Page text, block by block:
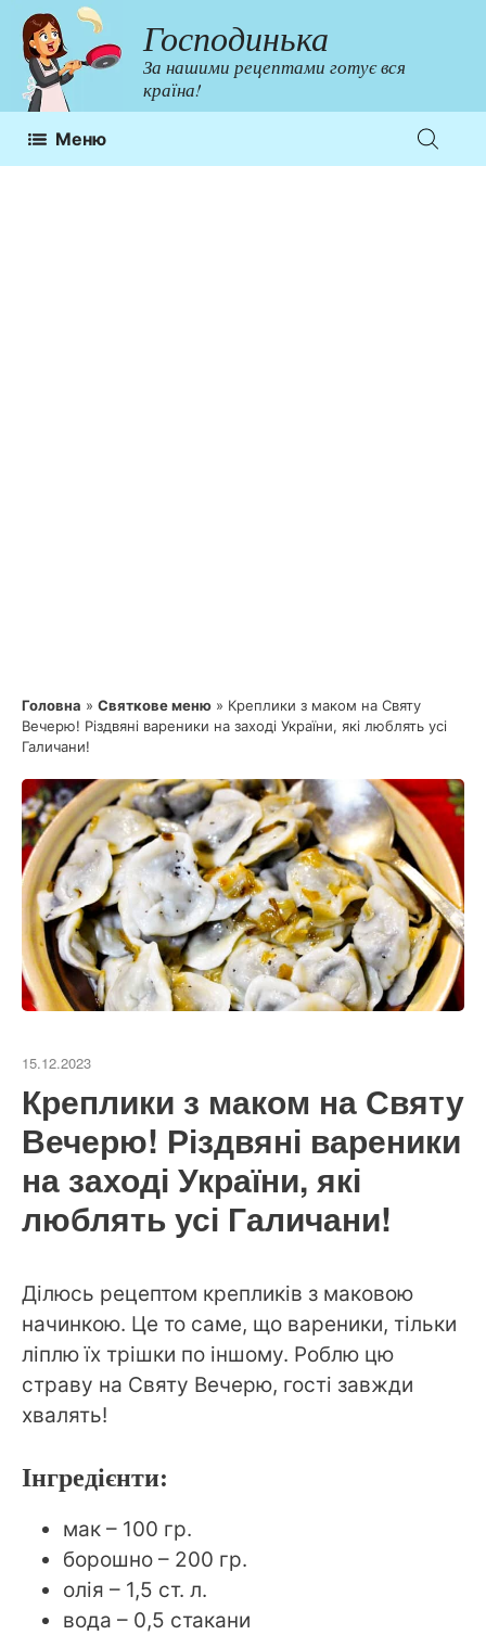
Перейти
до
контенту
Господинька
За нашими рецептами готує вся
країна!
Меню
Головна » Святкове меню » Креплики з маком на Святу
Вечерю! Різдвяні вареники на заході України, які люблять усі
Галичани!
15.12.2023
Креплики з маком на Святу
Вечерю! Різдвяні вареники
на заході України, які
люблять усі Галичани!
Ділюсь рецептом крепликів з маковою
начинкою. Це то саме, що вареники, тільки
ліплю їх трішки по іншому. Роблю цю
страву на Святу Вечерю, гості завжди
хвалять!
Інгредієнти:
мак – 100 гр.
борошно – 200 гр.
олія – 1,5 ст. л.
вода – 0,5 стакани